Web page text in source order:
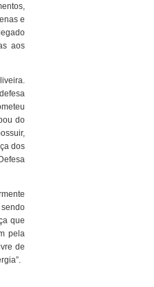
e
aos
do
dos
que
pela
de